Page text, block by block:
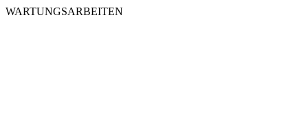
WARTUNGSARBEITEN